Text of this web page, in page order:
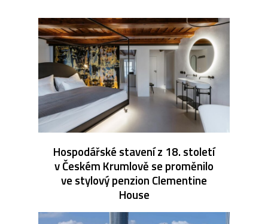
Hospodářské stavení z 18. století
v Českém Krumlově se proměnilo
ve stylový penzion Clementine
House